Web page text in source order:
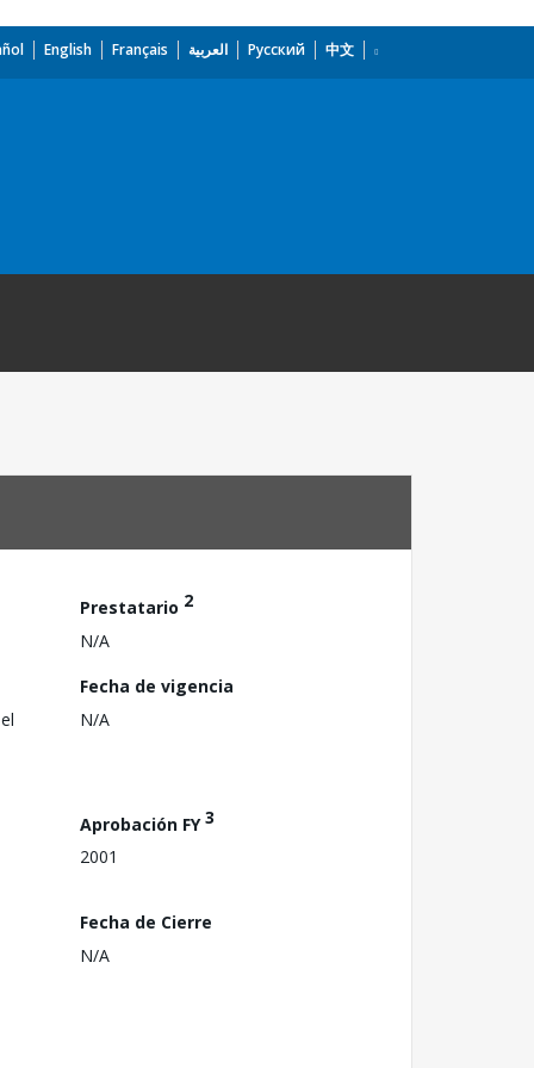
English Français العربية Русский 中文
Prestatario 2
N/A
Fecha de vigencia
N/A
Aprobación FY3
2001
Fecha de Cierre
N/A